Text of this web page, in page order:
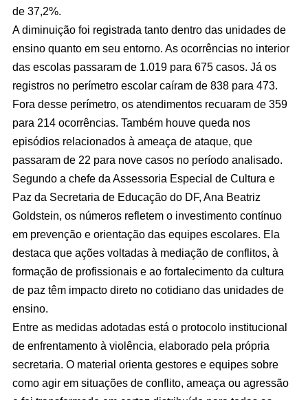
de 37,2%.
A diminuição foi registrada tanto dentro das unidades de
ensino quanto em seu entorno. As ocorrências no interior
das escolas passaram de 1.019 para 675 casos. Já os
registros no perímetro escolar caíram de 838 para 473.
Fora desse perímetro, os atendimentos recuaram de 359
para 214 ocorrências. Também houve queda nos
episódios relacionados à ameaça de ataque, que
passaram de 22 para nove casos no período analisado.
Segundo a chefe da Assessoria Especial de Cultura e
Paz da Secretaria de Educação do DF, Ana Beatriz
Goldstein, os números refletem o investimento contínuo
em prevenção e orientação das equipes escolares. Ela
destaca que ações voltadas à mediação de conflitos, à
formação de profissionais e ao fortalecimento da cultura
de paz têm impacto direto no cotidiano das unidades de
ensino.
Entre as medidas adotadas está o protocolo institucional
de enfrentamento à violência, elaborado pela própria
secretaria. O material orienta gestores e equipes sobre
como agir em situações de conflito, ameaça ou agressão